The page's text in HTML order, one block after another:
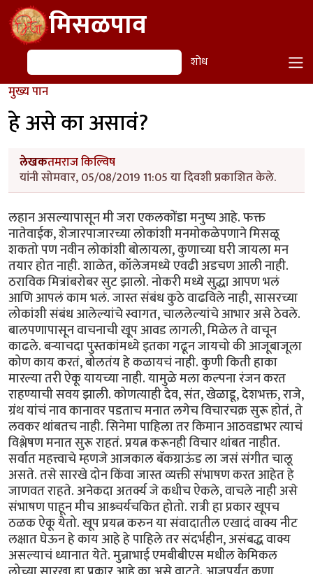
Skip to main contentमिसळपाव
शोध शोध
मुख्य पान
हे असे का असावं?
लेखकतमराज किल्विष
यांनी सोमवार, 05/08/2019 11:05 या दिवशी प्रकाशित केले.
लहान असल्यापासून मी जरा एकलकोंडा मनुष्य आहे. फक्त
नातेवाईक, शेजारपाजारच्या लोकांशी मनमोकळेपणाने मिसळू
शकतो पण नवीन लोकांशी बोलायला, कुणाच्या घरी जायला मन
तयार होत नाही. शाळेत, कॉलेजमध्ये एवढी अडचण आली नाही.
ठराविक मित्रांबरोबर सुट झालो. नोकरी मध्ये सुद्धा आपण भलं
आणि आपलं काम भलं. जास्त संबंध कुठे वाढविले नाही, सासरच्या
लोकांशी संबंध आलेल्यांचे स्वागत, चाललेल्यांचे आभार असे ठेवले.
बालपणापासून वाचनाची खूप आवड लागली, मिळेल ते वाचून
काढले. बऱ्याचदा पुस्तकांमध्ये इतका गढून जायचो की आजूबाजूला
कोण काय करतं, बोलतंय हे कळायचं नाही. कुणी किती हाका
मारल्या तरी ऐकू यायच्या नाही. यामुळे मला कल्पना रंजन करत
राहण्याची सवय झाली. कोणत्याही देव, संत, खेळाडू, देशभक्त, राजे,
ग्रंथ यांचं नाव कानावर पडताच मनात लगेच विचारचक्र सुरू होतं, ते
लवकर थांबतच नाही. सिनेमा पाहिला तर किमान आठवडाभर त्याचं
विश्लेषण मनात सुरू राहतं. प्रयत्न करूनही विचार थांबत नाहीत.
सर्वात महत्त्वाचे म्हणजे आजकाल बॅकग्राऊंड ला जसं संगीत चालू
असते. तसे सारखे दोन किंवा जास्त व्यक्ती संभाषण करत आहेत हे
जाणवत राहते. अनेकदा अतर्क्य जे कधीच ऐकले, वाचले नाही असे
संभाषण पाहून मीच आश्र्चर्यचकित होतो. रात्री हा प्रकार खूपच
ठळक ऐकू येतो. खूप प्रयत्न करुन या संवादातील एखादं वाक्य नीट
लक्षात घेऊन हे काय आहे हे पाहिले तर संदर्भहीन, असंबद्ध वाक्य
असल्याचं ध्यानात येते. मुन्नाभाई एमबीबीएस मधील केमिकल